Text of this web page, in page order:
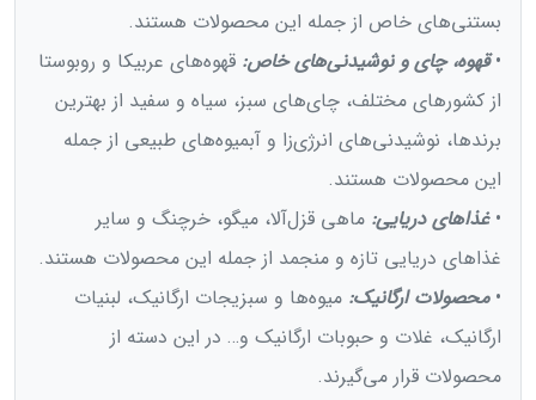
بستنی‌های خاص از جمله این محصولات هستند.
•قهوه، چای و نوشیدنی‌های خاص: قهوه‌های عربیکا و روبوستا
از کشورهای مختلف، چای‌های سبز، سیاه و سفید از بهترین
برندها، نوشیدنی‌های انرژی‌زا و آبمیوه‌های طبیعی از جمله
این محصولات هستند.
•غذاهای دریایی: ماهی قزل‌آلا، میگو، خرچنگ و سایر
غذاهای دریایی تازه و منجمد از جمله این محصولات هستند.
•محصولات ارگانیک: میوه‌ها و سبزیجات ارگانیک، لبنیات
ارگانیک، غلات و حبوبات ارگانیک و… در این دسته از
محصولات قرار می‌گیرند.